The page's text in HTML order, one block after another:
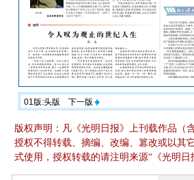
01版:头版 下一版
版权声明：凡《光明日报》上刊载作品（
授权不得转载、摘编、改编、篡改或以其
式使用，授权转载的请注明来源“《光明日